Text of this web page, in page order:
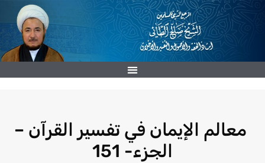
تخطي
معالم الإيمان في تفسير القرآن –
الجزء- 151